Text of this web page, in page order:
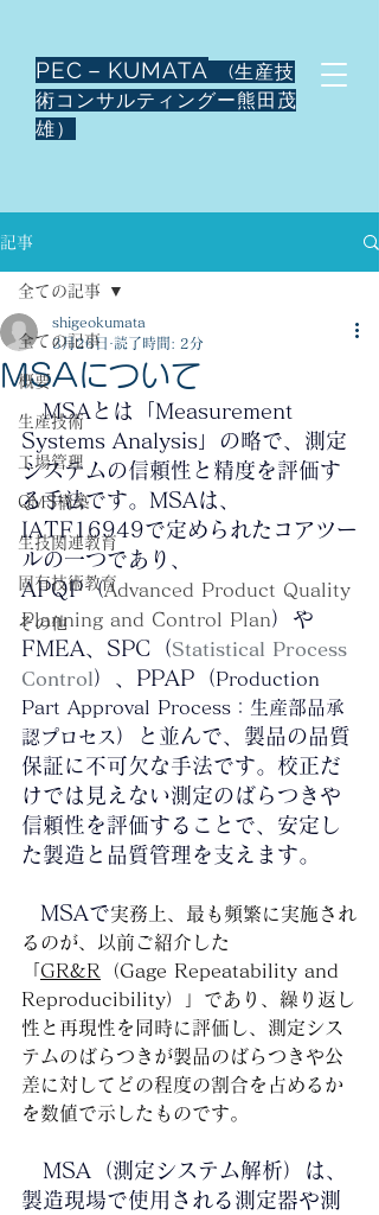
PEC－KUMATA
(生産技
術コンサルティングー熊田茂
雄）
記事
全ての記事
概要
生産技術
工場管理
QMS構築
生技関連教育
固有技術教育
その他
全ての記事
MSAについて
shigeokumata
3月26日
読了時間: 2分
MSAとは「Measurement
Systems Analysis」の略で、測定
システムの信頼性と精度を評価す
る手法です。 MSAは、
IATF16949で定められたコアツー
ルの一つであり、
APQP（Advanced Product Quality
Planning and Control Plan）や
FMEA、SPC（Statistical Process
Control ）、PPAP（Production
Part Approval Process：生産部品承
認プロセス）と並んで、製品の品質
保証に不可欠な手法です。校正だ
けでは見えない測定のばらつきや
信頼性を評価することで、安定し
た製造と品質管理を支えます。
MSAで実務上、最も頻繁に実施され
るのが、以前ご紹介した
GR&R
（Gage Repeatability and
Reproducibility）」であり、繰り返し
性と再現性を同時に評価し、測定シス
テムのばらつきが製品のばらつきや公
差に対してどの程度の割合を占めるか
を数値で示したものです。
MSA（測定システム解析）は、
製造現場で使用される測定器や測